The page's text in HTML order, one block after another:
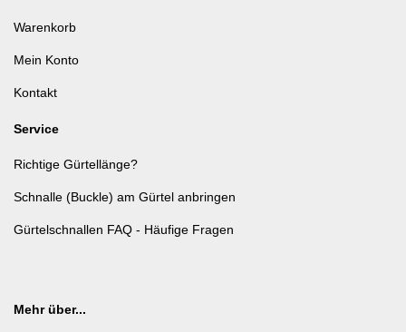
Warenkorb
Mein Konto
Kontakt
Service
Richtige Gürtellänge?
Schnalle (Buckle) am Gürtel anbringen
Gürtelschnallen FAQ - Häufige Fragen
Mehr über...